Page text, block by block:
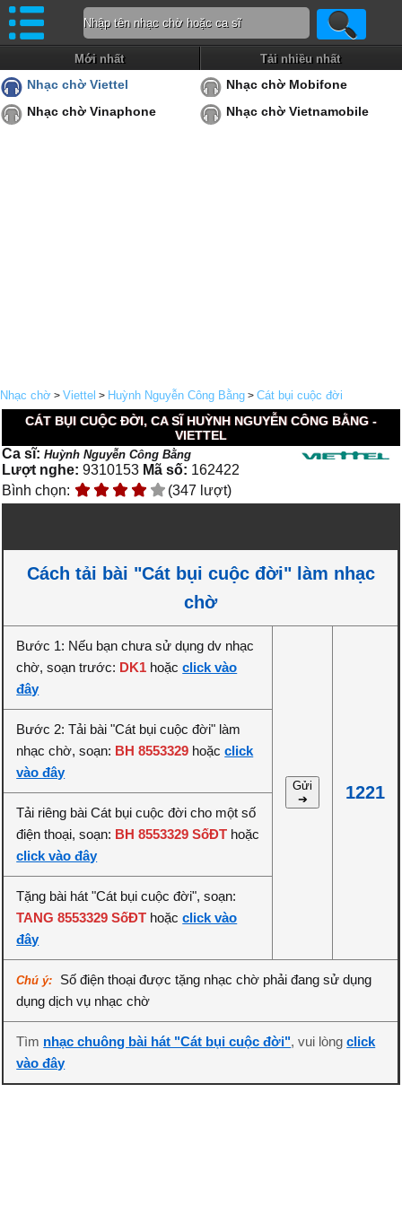
Mới nhất Tải nhiều nhất
Nhạc chờ Viettel
Nhạc chờ Mobifone
Nhạc chờ Vinaphone
Nhạc chờ Vietnamobile
Nhạc chờ > Viettel > Huỳnh Nguyễn Công Bằng > Cát bụi cuộc đời
CÁT BỤI CUỘC ĐỜI, CA SĨ HUỲNH NGUYỄN CÔNG BẰNG -
VIETTEL
Ca sĩ:Huỳnh Nguyễn Công Bằng
Lượt nghe: 9310153 Mã số: 162422
Bình chọn:
(347 lượt)
Cách tải bài "Cát bụi cuộc đời" làm nhạc
chờ
Bước 1: Nếu bạn chưa sử dụng dv nhạc
chờ, soạn trước: DK1 hoặcclick vào
đây
Gửi
➔
1221
Bước 2: Tải bài "Cát bụi cuộc đời" làm
nhạc chờ, soạn: BH 8553329 hoặcclick
vào đây
Tải riêng bài Cát bụi cuộc đời cho một số
điện thoại, soạn: BH 8553329 SốĐT hoặc
click vào đây
Tặng bài hát "Cát bụi cuộc đời", soạn:
TANG 8553329 SốĐT hoặcclick vào
đây
Chú ý:
Số điện thoại được tặng nhạc chờ phải đang sử dụng
dụng dịch vụ nhạc chờ
Tìm nhạc chuông bài hát "Cát bụi cuộc đời", vui lòngclick
vào đây